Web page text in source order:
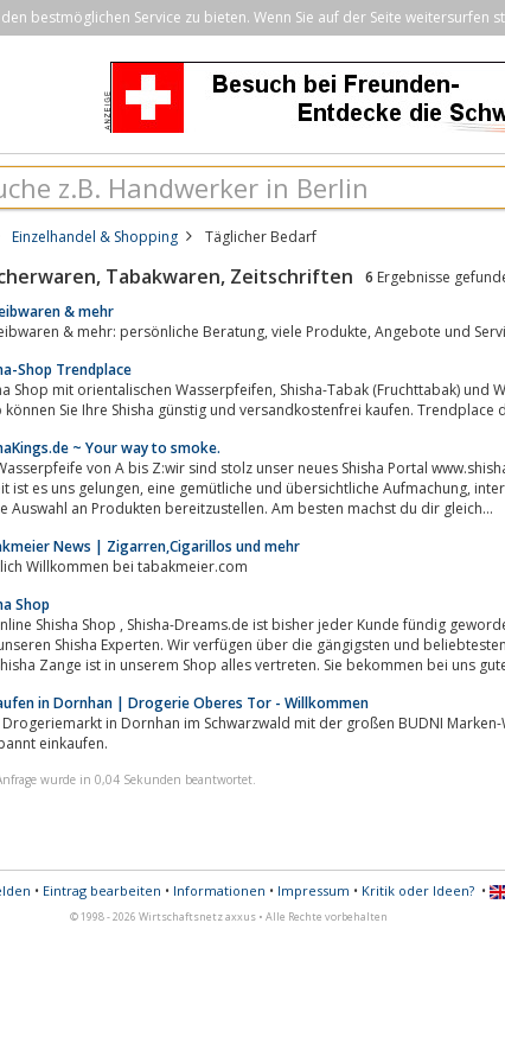
bestmöglichen Service zu bieten. Wenn Sie auf der Seite weitersurfen
Einzelhandel & Shopping Täglicher Bedarf
Tabakwaren, Zeitschriften 6 Ergebnisse
& mehr
Schreibwaren & mehr: persönliche
Shop Trendplace
orientalischen Wasserpfeifen, Shisha-Tabak (Fruchttabak) und Wasserpfeifen Zubehör. In unserem online
können Sie Ihre Shisha günstig und versandkostenfrei kaufen. Trendplace
~ Your way to smoke.
von A bis Z:wir sind stolz unser neues Shisha Portal
eine gemütliche und übersichtliche Aufmachung, interessante Hintergrundinformationen und eine
Auswahl an Produkten bereitzustellen. Am besten machst du dir gleich...
News | Zigarren,Cigarillos und mehr
Willkommen bei tabakmeier.com
Shop
Shisha Shop , Shisha-Dreams.de ist bisher jeder Kunde fündig
Shisha Experten. Wir verfügen über die gängigsten und
Zange ist in unserem Shop alles vertreten. Sie bekommen bei uns
in Dornhan | Drogerie Oberes Tor - Willkommen
in Dornhan im Schwarzwald mit der großen BUDNI Marken-Welt. Wohlfühlen,
einkaufen.
wurde in 0,04 Sekunden beantwortet.
• Eintrag bearbeiten • Informationen • Impressum • Kritik oder Ideen?•
© 1998 - 2026 Wirtschaftsnetz axxus • Alle Rechte vorbehalten